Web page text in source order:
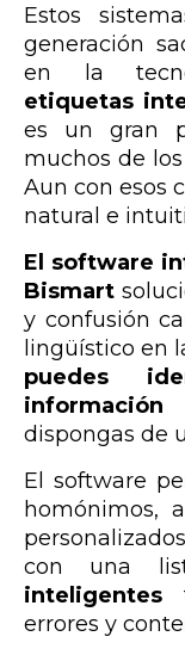
Estos
generación
en la
etiquetas
es un gran
muchos de
Aun con esos
natural e
El software
Bismart
y confusión
lingüístico en
puedes
dispongas de
El software
homónimos,
con una
inteligentes
errores y